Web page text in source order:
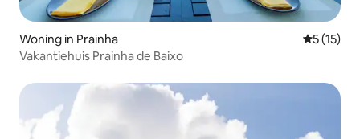
Woning in Prainha
5 (15)
Vakantiehuis Prainha de Baixo